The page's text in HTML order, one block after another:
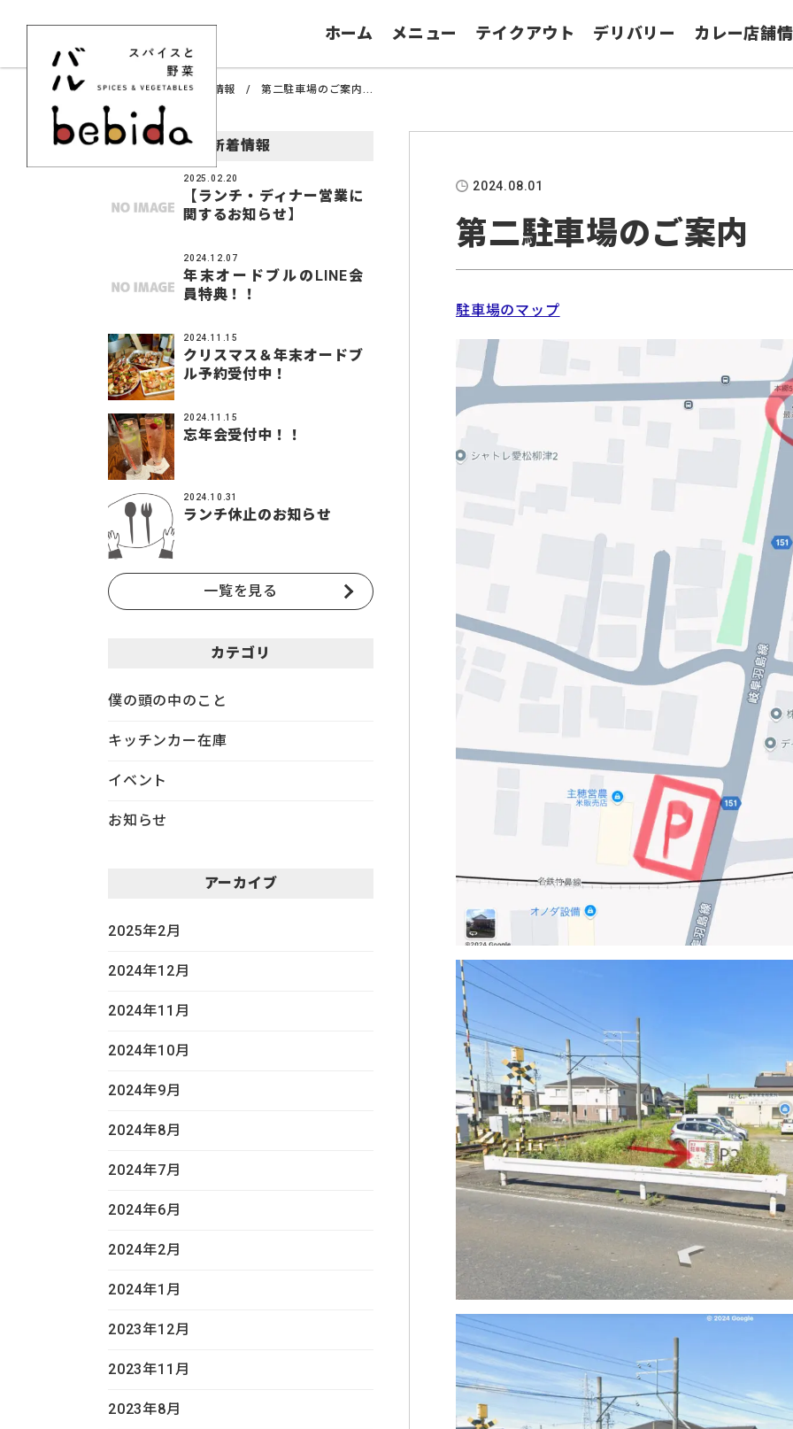
ホーム メニュー テイクアウト デリバリー カレー店舗
ホーム 新着情報 第二駐車場のご案内...
2024.08.01
第二駐車場のご案内
駐車場のマップ
新着情報
2025.02.20
【ランチ・ディナー営業に
関するお知らせ】
2024.12.07
年末オードブルのLINE会
員特典！！
2024.11.15
クリスマス＆年末オードブ
ル予約受付中！
2024.11.15
忘年会受付中！！
2024.10.31
ランチ休止のお知らせ
一覧を見る
カテゴリ
僕の頭の中のこと
キッチンカー在庫
イベント
お知らせ
アーカイブ
2025年2月
2024年12月
2024年11月
2024年10月
2024年9月
2024年8月
2024年7月
2024年6月
2024年2月
2024年1月
2023年12月
2023年11月
2023年8月